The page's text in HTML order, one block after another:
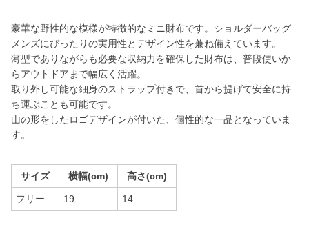
豪華な野性的な模様が特徴的なミニ財布です。ショルダーバッグ
メンズにぴったりの実用性とデザイン性を兼ね備えています。
薄型でありながらも必要な収納力を確保した財布は、普段使いか
らアウトドアまで幅広く活躍。
取り外し可能な細身のストラップ付きで、首から提げて安全に持
ち運ぶことも可能です。
山の形をしたロゴデザインが付いた、個性的な一品となっていま
す。
サイズ 横幅(cm) 高さ(cm)
フリー 19 14